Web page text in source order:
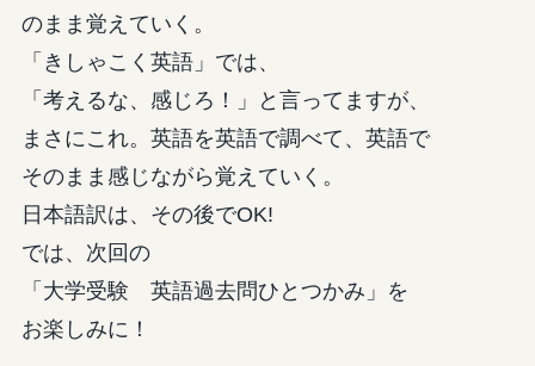
のまま覚えていく。
「きしゃこく英語」では、
「考えるな、感じろ！」と言ってますが、
まさにこれ。英語を英語で調べて、英語で
そのまま感じながら覚えていく。
日本語訳は、その後でOK!
では、次回の
「大学受験 英語過去問ひとつかみ」を
お楽しみに！